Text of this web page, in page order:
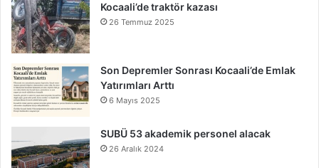
Kocaali’de traktör kazası
26 Temmuz 2025
Son Depremler Sonrası Kocaali’de Emlak
Yatırımları Arttı
6 Mayıs 2025
SUBÜ 53 akademik personel alacak
26 Aralık 2024